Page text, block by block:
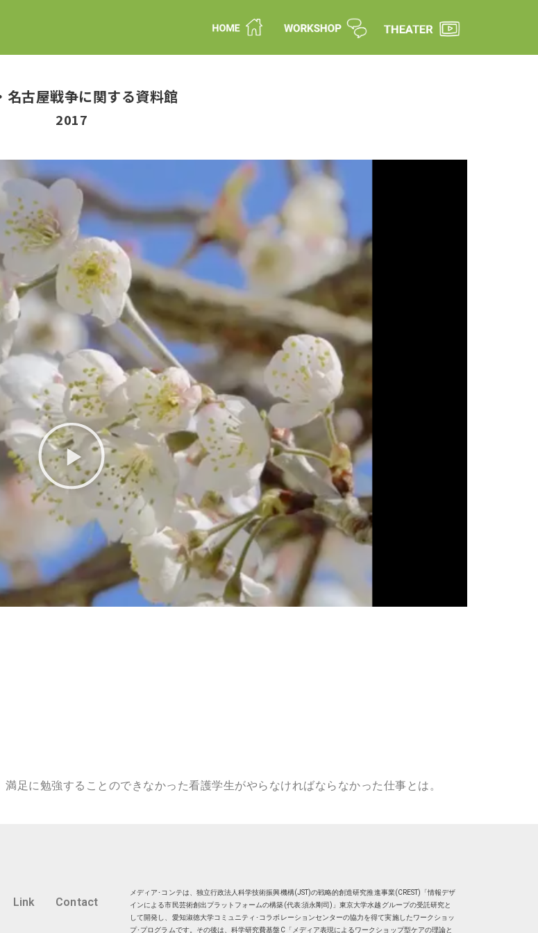
名古屋戦争に関する資料館
2017
満足に勉強することのできなかった看護学生がやらなければならなかった仕事とは。
Link Contact
メディア･コンテは、独立行政法人科学技術振興機構(JST)の戦略的創造研究推進事業(CREST)「情報デザ
インによる市民芸術創出プラットフォームの構築(代表:須永剛司)」東京大学水越グループの受託研究と
して開発し、愛知淑徳大学コミュニティ･コラボレーションセンターの協力を得て実施したワークショッ
プ･プログラムです。その後は、科学研究費基盤C「メディア表現によるワークショップ型ケアの理論と